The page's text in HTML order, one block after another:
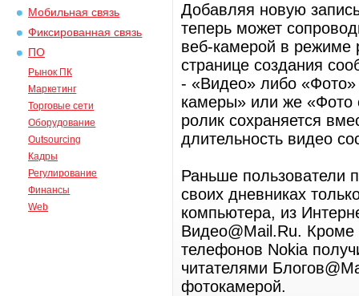
Мобильная связь
Фиксированная связь
ПО
Рынок ПК
Маркетинг
Торговые сети
Оборудование
Outsourcing
Кадры
Регулирование
Финансы
Web
Добавляя новую
теперь может
веб-камерой в режиме
странице создания
- «Видео» либо
камеры» или же
ролик сохраняется
длительность видео
Раньше пользователи
своих дневниках
компьютера, из
Видео@Mail.Ru. Кроме
телефонов Nokia
читателями
фотокамерой.